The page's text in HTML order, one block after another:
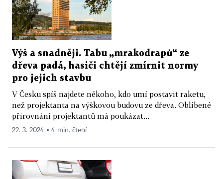
Výš a snadněji. Tabu „mrakodrapů“ ze
dřeva padá, hasiči chtějí zmírnit normy
pro jejich stavbu
V Česku spíš najdete někoho, kdo umí postavit raketu,
než projektanta na výškovou budovu ze dřeva. Oblíbené
přirovnání projektantů má poukázat...
22. 3. 2024 ▪ 4 min. čtení